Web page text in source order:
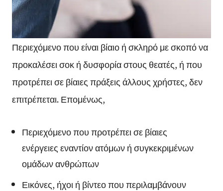
Περιεχόμενο που είναι βίαιο ή σκληρό με σκοπό να
προκαλέσει σοκ ή δυσφορία στους θεατές, ή που
προτρέπει σε βίαιες πράξεις άλλους χρήστες, δεν
επιτρέπεται. Επομένως,
Περιεχόμενο που προτρέπει σε βίαιες
ενέργειες εναντίον ατόμων ή συγκεκριμένων
ομάδων ανθρώπων
Εικόνες, ήχοι ή βίντεο που περιλαμβάνουν